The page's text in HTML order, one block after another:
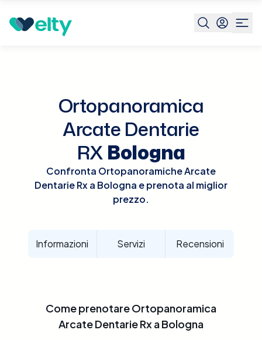
Prenota visita Ortopanoramica Arcate Dentarie Rx
Ortopanoramica
Arcate Dentarie
RX Bologna
Confronta Ortopanoramiche Arcate
Dentarie Rx a Bologna e prenota al miglior
prezzo.
Informazioni Servizi Recensioni
Come prenotareOrtopanoramica
Arcate Dentarie RxaBologna